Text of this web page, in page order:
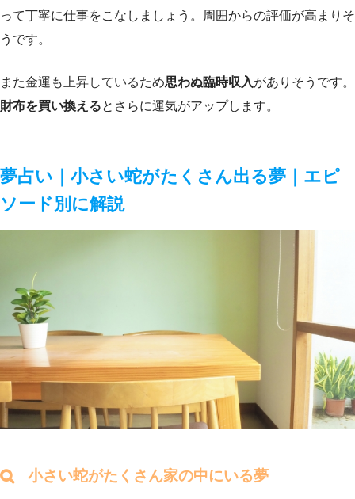
って丁寧に仕事をこなしましょう。周囲からの評価が高まりそ
うです。
また金運も上昇しているため思わぬ臨時収入がありそうです。
財布を買い換えるとさらに運気がアップします。
夢占い｜小さい蛇がたくさん出る夢｜エピ
ソード別に解説
小さい蛇がたくさん家の中にいる夢